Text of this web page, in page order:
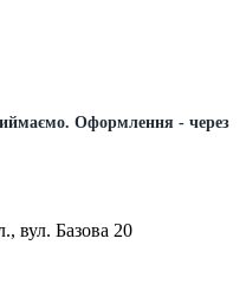
Оформлення - через
вул. Базова 20